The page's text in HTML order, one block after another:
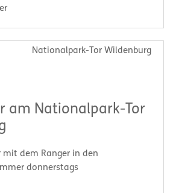
Nationalpark-Tor Wildenburg
am Nationalpark-Tor
dem Ranger in den
donnerstags